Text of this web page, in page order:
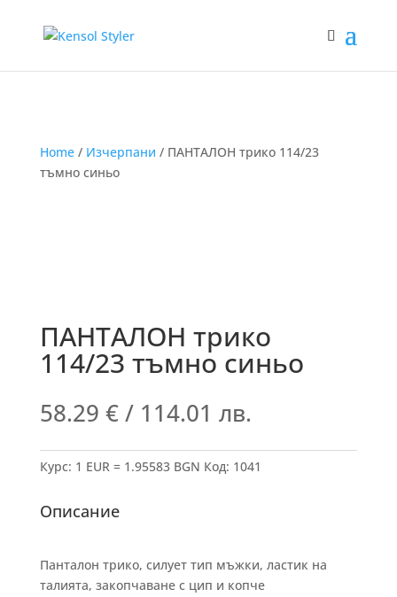
Home/ Изчерпани / ПАНТАЛОН трико 114/23
тъмно синьо
ПАНТАЛОН трико
114/23 тъмно синьо
58.29 €/ 114.01 лв.
Курс: 1 EUR = 1.95583 BGN Код: 1041
Описание
Панталон трико, силует тип мъжки, ластик на
талията, закопчаване с цип и копче